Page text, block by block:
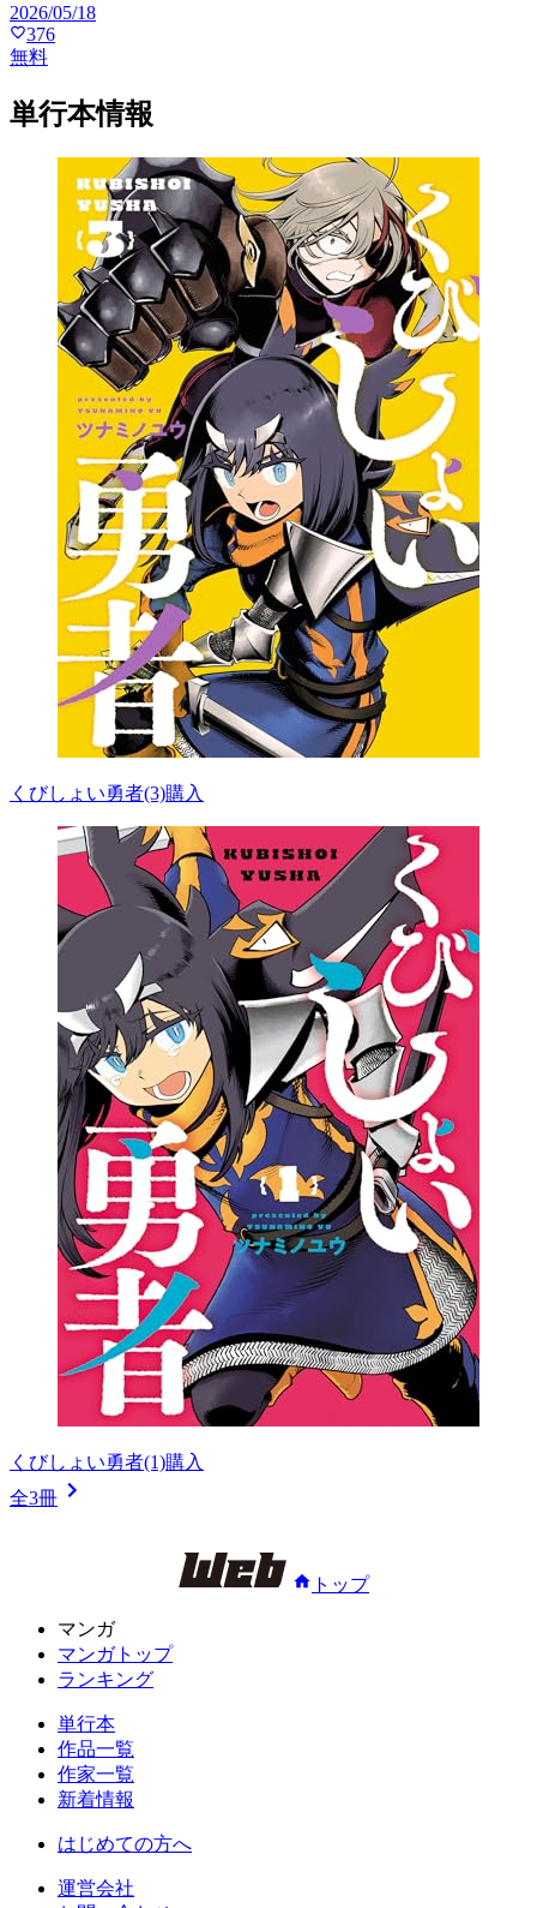
2026/05/18
376
無料
単行本情報
くびしょい勇者(3)購入
くびしょい勇者(1)購入
全3冊
トップ
マンガ
マンガトップ
ランキング
単行本
作品一覧
作家一覧
新着情報
はじめての方へ
運営会社